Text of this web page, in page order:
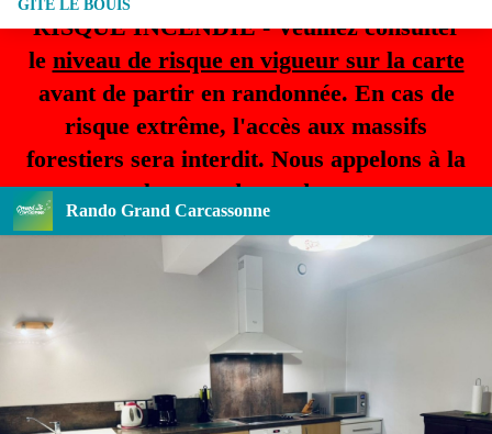
RISQUE INCENDIE - Veuillez consulter
le niveau de risque en vigueur sur la carte
avant de partir en randonnée. En cas de
risque extrême, l'accès aux massifs
forestiers sera interdit. Nous appelons à la
plus grande prudence.
Rando Grand Carcassonne
GITE LE BOUIS